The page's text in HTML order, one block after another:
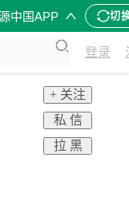
中国APP 切
登录
+ 关注
私 信
拉 黑